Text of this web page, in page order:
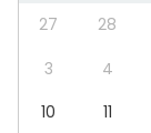
Biljardipöytä
27 28
3
4
10
11